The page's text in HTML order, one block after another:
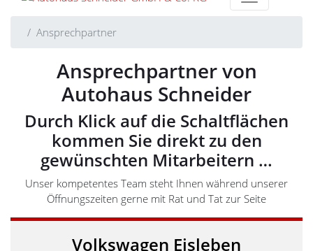
Ansprechpartner
Ansprechpartner von
Autohaus Schneider
Durch Klick auf die Schaltflächen
kommen Sie direkt zu den
gewünschten Mitarbeitern …
Unser kompetentes Team steht Ihnen während unserer
Öffnungszeiten gerne mit Rat und Tat zur Seite
Volkswagen Eisleben